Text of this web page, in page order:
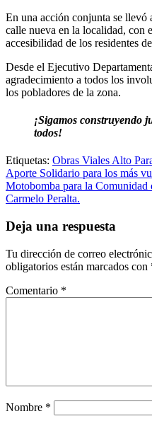
En una acción conjunta se llevó
calle nueva en la localidad, con
accesibilidad de los residentes
Desde el Ejecutivo
agradecimiento a todos los
los pobladores de la zona.
¡Sigamos construyendo
todos!
Etiquetas: Obras Viales Alto
Navegación
de
Aporte Solidario para los más
Motobomba para la
Carmelo Peralta.
Deja una respuesta
Tu dirección de correo
obligatorios están marcados con
Comentario *
Nombre *